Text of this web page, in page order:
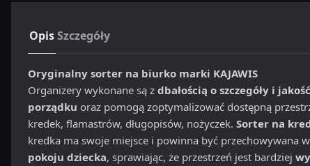
OpisSzczegóły
Oryginalny sorter na biurko marki KAJAWIS
Organizery wykonane są z dbałością o szczegóły i
porządku oraz pomogą zoptymalizować dostępną
kredek, flamastrów, długopisów, nożyczek. Sorter na
kredka ma swoje miejsce i powinna być
pokoju dziecka, sprawiając, że przestrzeń jest bardziej